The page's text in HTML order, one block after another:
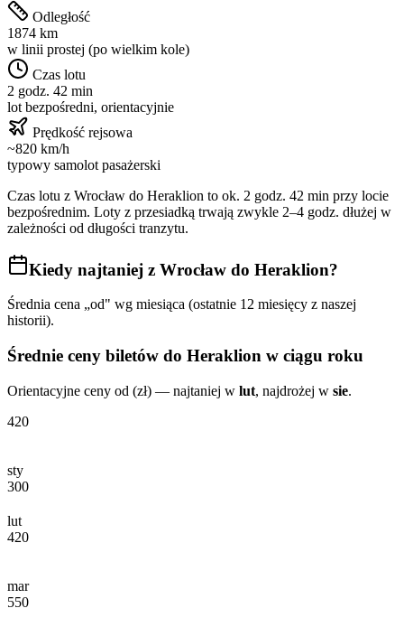
Odległość
1874 km
w linii prostej (po wielkim kole)
Czas lotu
2 godz. 42 min
lot bezpośredni, orientacyjnie
Prędkość rejsowa
~820 km/h
typowy samolot pasażerski
Czas lotu z Wrocław do Heraklion to ok. 2 godz. 42 min przy locie
bezpośrednim. Loty z przesiadką trwają zwykle 2–4 godz. dłużej w
zależności od długości tranzytu.
Kiedy najtaniej z Wrocław do Heraklion?
Średnia cena „od" wg miesiąca (ostatnie 12 miesięcy z naszej
historii).
Średnie ceny biletów do Heraklion w ciągu roku
Orientacyjne ceny od (zł) — najtaniej w lut, najdrożej w sie.
420
sty
300
lut
420
mar
550